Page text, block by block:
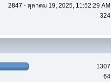
2847 - ตุลาคม 19, 2025, 11:52:29 AM
324
1307
64